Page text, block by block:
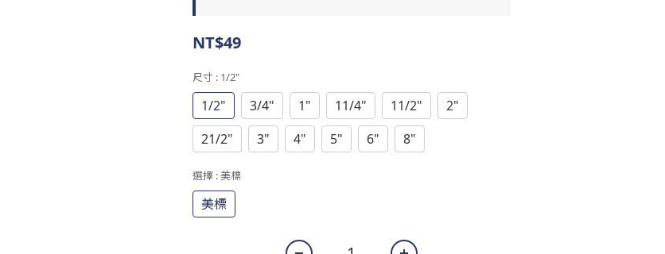
NT$49
尺寸 : 1/2"
1/2" 3/4" 1" 11/4" 11/2"
2"
21/2"
3" 4" 5" 6" 8"
選擇 : 美標
美標